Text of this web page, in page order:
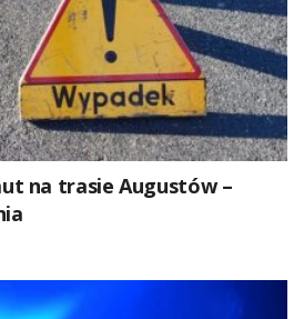
na trasie Augustów –